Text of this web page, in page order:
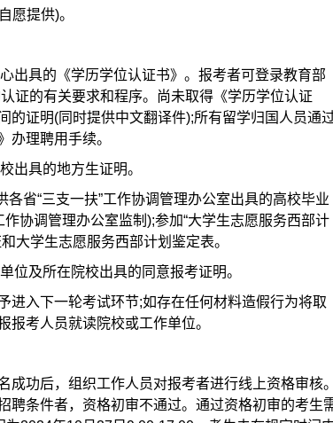
愿提供)。
出具的《学历学位认证书》。报考者可登录教育部
证的有关要求和程序。尚未取得《学历学位认证
的证明(同时提供中文翻译件);所有留学归国人员通
办理聘用手续。
出具的地方生证明。
省“三支一扶”工作协调管理办公室出具的高校毕业
作协调管理办公室监制);参加“大学生志愿服务西部计
大学生志愿服务西部计划鉴定表。
位及所在院校出具的同意报考证明。
进入下一轮考试环节;如存在任何材料造假行为将取
考人员就读院校或工作单位。
成功后，组织工作人员对报考者进行线上资格审核
聘条件者，资格初审不通过。通过资格初审的考生